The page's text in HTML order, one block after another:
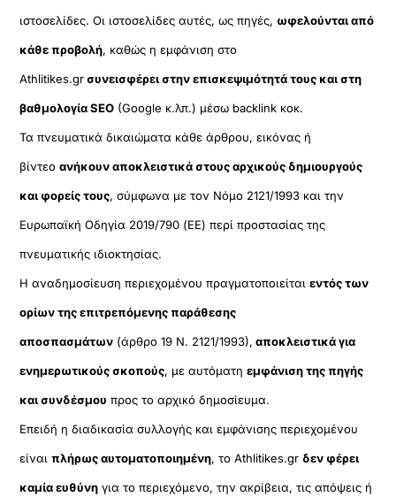
ιστοσελίδες. Οι ιστοσελίδες αυτές, ως πηγές, ωφελούνται από
κάθε προβολή, καθώς η εμφάνιση στο
Athlitikes.grσυνεισφέρει στην επισκεψιμότητά τους και στη
βαθμολογία SEO (Google κ.λπ.) μέσω backlink κοκ.
Τα πνευματικά δικαιώματα κάθε άρθρου, εικόνας ή
βίντεοανήκουν αποκλειστικά στους αρχικούς δημιουργούς
και φορείς τους, σύμφωνα με τον Νόμο 2121/1993 και την
Ευρωπαϊκή Οδηγία 2019/790 (ΕΕ) περί προστασίας της
πνευματικής ιδιοκτησίας.
Η αναδημοσίευση περιεχομένου πραγματοποιείταιεντός των
ορίων της επιτρεπόμενης παράθεσης
αποσπασμάτων (άρθρο 19 Ν. 2121/1993), αποκλειστικά για
ενημερωτικούς σκοπούς, με αυτόματηεμφάνιση της πηγής
και συνδέσμου προς το αρχικό δημοσίευμα.
Επειδή η διαδικασία συλλογής και εμφάνισης περιεχομένου
είναιπλήρως αυτοματοποιημένη, το Athlitikes.gr δεν φέρει
καμία ευθύνη για το περιεχόμενο, την ακρίβεια, τις απόψεις ή